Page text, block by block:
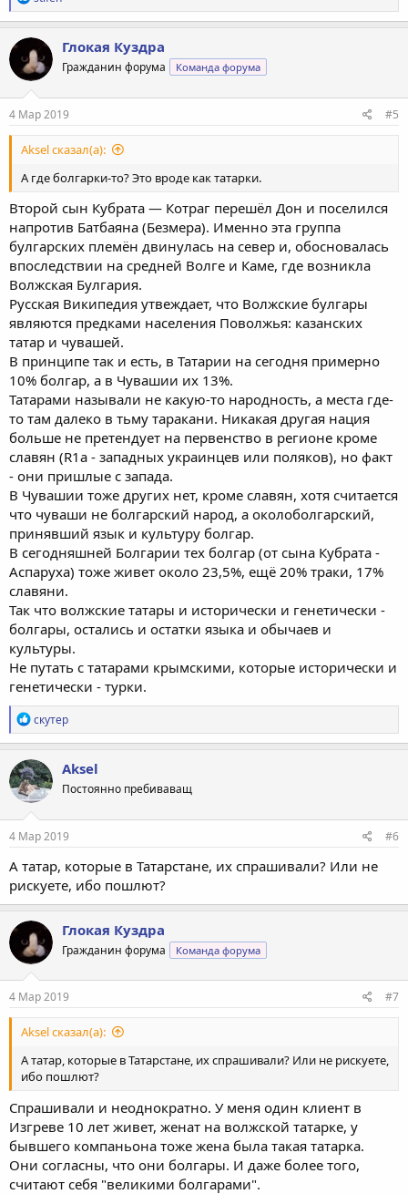
е
а
к
ц
и
и
:
Глокая Куздра
Гражданин форума Команда форума
4 Мар 2019 #5
Aksel сказал(а):
А где болгарки-то? Это вроде как татарки.
Второй сын Кубрата — Котраг перешёл Дон и поселился
напротив Батбаяна (Безмера). Именно эта группа
булгарских племён двинулась на север и, обосновалась
впоследствии на средней Волге и Каме, где возникла
Волжская Булгария.
Русская Википедия утвеждает, что Волжские булгары
являются предками населения Поволжья: казанских
татар и чувашей.
В принципе так и есть, в Татарии на сегодня примерно
10% болгар, а в Чувашии их 13%.
Татарами называли не какую-то народность, а места где-
то там далеко в тьму таракани. Никакая другая нация
больше не претендует на первенство в регионе кроме
славян (R1a - западных украинцев или поляков), но факт
- они пришлые с запада.
В Чувашии тоже других нет, кроме славян, хотя считается
что чуваши не болгарский народ, а околоболгарский,
принявший язык и культуру болгар.
В сегодняшней Болгарии тех болгар (от сына Кубрата -
Аспаруха) тоже живет около 23,5%, ещё 20% траки, 17%
славяни.
Так что волжские татары и исторически и генетически -
болгары, остались и остатки языка и обычаев и
культуры.
Не путать с татарами крымскими, которые исторически и
генетически - турки.
Р
е
а
к
ц
и
и
:
скутер
Aksel
Постоянно пребиваващ
4 Мар 2019 #6
А татар, которые в Татарстане, их спрашивали? Или не
рискуете, ибо пошлют?
Глокая Куздра
Гражданин форума Команда форума
4 Мар 2019 #7
Aksel сказал(а):
А татар, которые в Татарстане, их спрашивали? Или не рискуете,
ибо пошлют?
Спрашивали и неоднократно. У меня один клиент в
Изгреве 10 лет живет, женат на волжской татарке, у
бывшего компаньона тоже жена была такая татарка.
Они согласны, что они болгары. И даже более того,
считают себя "великими болгарами".